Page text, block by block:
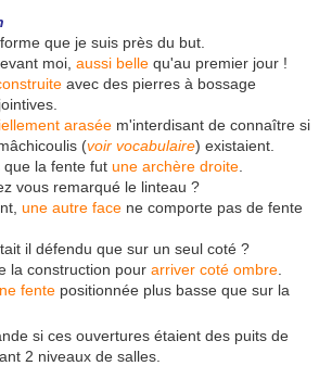
que je suis près du but.
moi, aussi belle qu'au premier jour !
avec des pierres à bossage
arasée m'interdisant de connaître si
(voir vocabulaire) existaient.
que la fente fut une archère droite
vous remarqué le linteau ?
une autre face ne comporte pas de fente
il défendu que sur un seul coté ?
la construction pour arriver coté ombre
fente positionnée plus basse que sur la
si ces ouvertures étaient des puits de
2 niveaux de salles.